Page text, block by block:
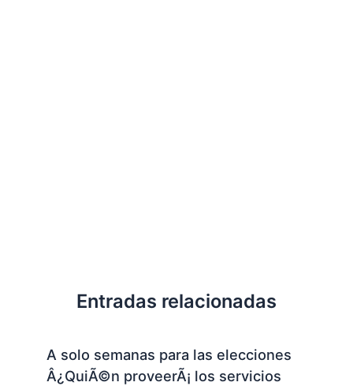
Entradas relacionadas
A solo semanas para las elecciones
Â¿QuiÃ©n proveerÃ¡ los servicios